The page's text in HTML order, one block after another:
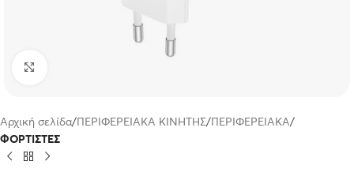
Αρχική σελίδα ΠΕΡΙΦΕΡΕΙΑΚΑ ΚΙΝΗΤΗΣ ΠΕΡΙΦΕΡΕΙΑΚΑ
ΦΟΡΤΙΣΤΕΣ